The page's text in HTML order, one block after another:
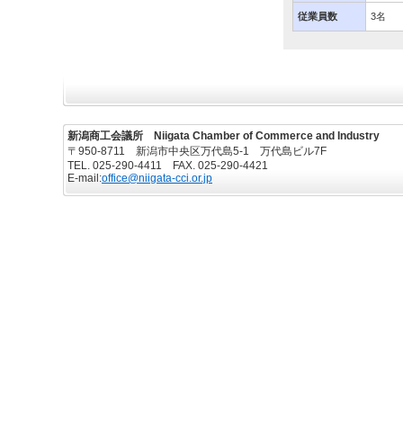
従業員数 3名
新潟商工会議所 Niigata Chamber of Commerce and Industry
〒950-8711 新潟市中央区万代島5-1 万代島ビル7F
TEL. 025-290-4411 FAX. 025-290-4421
E-mail:office@niigata-cci.or.jp